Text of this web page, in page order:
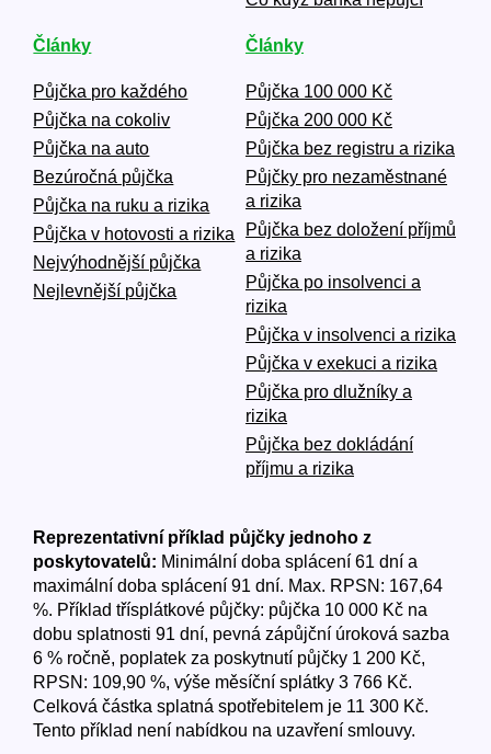
Články
Půjčka pro každého
Půjčka na cokoliv
Půjčka na auto
Bezúročná půjčka
Půjčka na ruku a rizika
Půjčka v hotovosti a rizika
Nejvýhodnější půjčka
Nejlevnější půjčka
Články
Půjčka 100 000 Kč
Půjčka 200 000 Kč
Půjčka bez registru a rizika
Půjčky pro nezaměstnané
a rizika
Půjčka bez doložení příjmů
a rizika
Půjčka po insolvenci a
rizika
Půjčka v insolvenci a rizika
Půjčka v exekuci a rizika
Půjčka pro dlužníky a
rizika
Půjčka bez dokládání
příjmu a rizika
Reprezentativní příklad půjčky jednoho z
poskytovatelů: Minimální doba splácení 61 dní a
maximální doba splácení 91 dní. Max. RPSN: 167,64
%. Příklad třísplátkové půjčky: půjčka 10 000 Kč na
dobu splatnosti 91 dní, pevná zápůjční úroková sazba
6 % ročně, poplatek za poskytnutí půjčky 1 200 Kč,
RPSN: 109,90 %, výše měsíční splátky 3 766 Kč.
Celková částka splatná spotřebitelem je 11 300 Kč.
Tento příklad není nabídkou na uzavření smlouvy.